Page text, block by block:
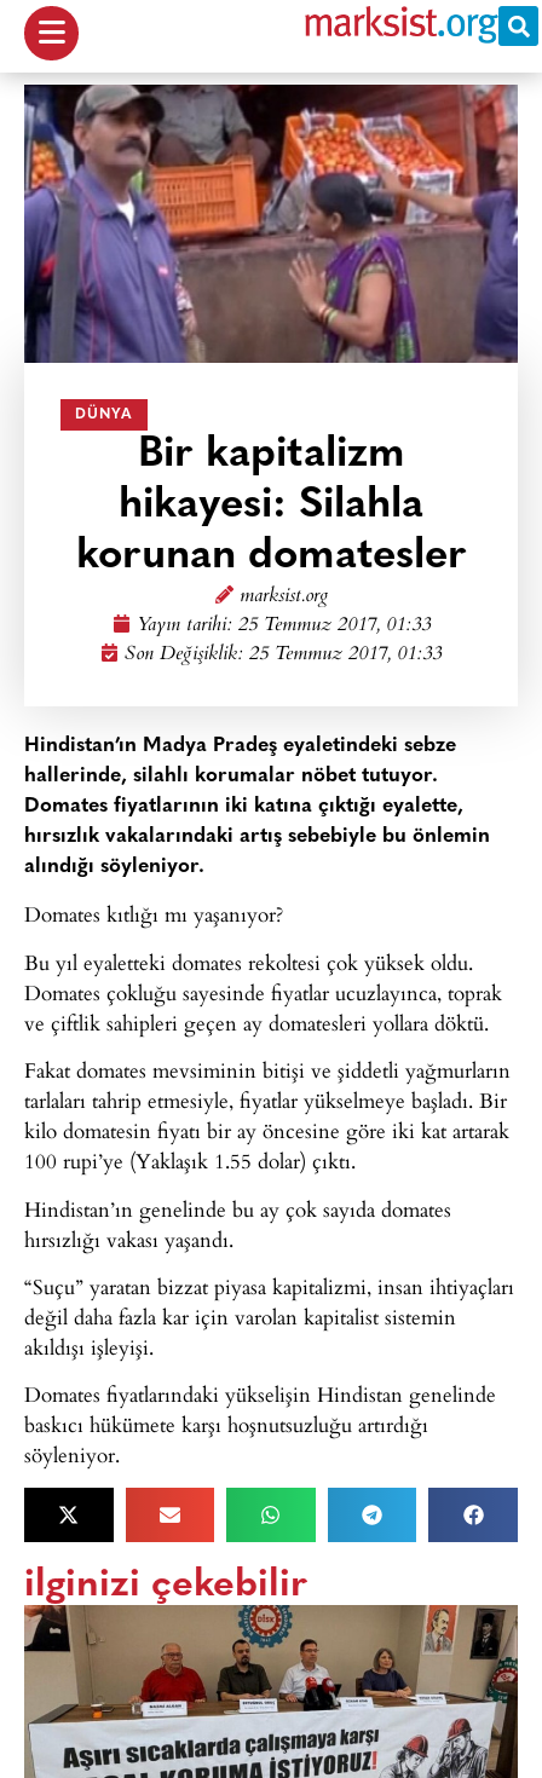
DÜNYA
Bir kapitalizm
hikayesi: Silahla
korunan domatesler
marksist.org
Yayın tarihi: 25 Temmuz 2017, 01:33
Son Değişiklik: 25 Temmuz 2017, 01:33
Hindistan’ın Madya Pradeş eyaletindeki sebze
hallerinde, silahlı korumalar nöbet tutuyor.
Domates fiyatlarının iki katına çıktığı eyalette,
hırsızlık vakalarındaki artış sebebiyle bu önlemin
alındığı söyleniyor.
Domates kıtlığı mı yaşanıyor?
Bu yıl eyaletteki domates rekoltesi çok yüksek oldu.
Domates çokluğu sayesinde fiyatlar ucuzlayınca, toprak
ve çiftlik sahipleri geçen ay domatesleri yollara döktü.
Fakat domates mevsiminin bitişi ve şiddetli yağmurların
tarlaları tahrip etmesiyle, fiyatlar yükselmeye başladı. Bir
kilo domatesin fiyatı bir ay öncesine göre iki kat artarak
100 rupi’ye (Yaklaşık 1.55 dolar) çıktı.
Hindistan’ın genelinde bu ay çok sayıda domates
hırsızlığı vakası yaşandı.
“Suçu” yaratan bizzat piyasa kapitalizmi, insan ihtiyaçları
değil daha fazla kar için varolan kapitalist sistemin
akıldışı işleyişi.
Domates fiyatlarındaki yükselişin Hindistan genelinde
baskıcı hükümete karşı hoşnutsuzluğu artırdığı
söyleniyor.
ilginizi çekebilir